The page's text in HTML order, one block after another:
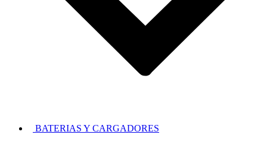
BATERIAS Y CARGADORES